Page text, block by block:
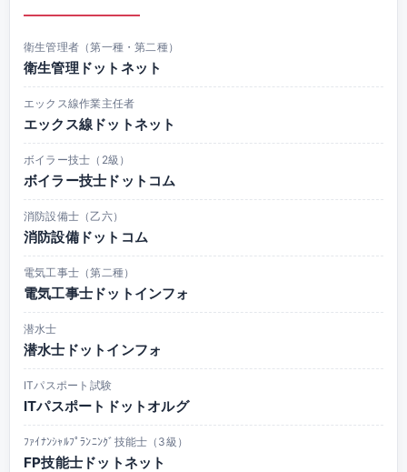
衛生管理者（第一種・第二種）
衛生管理ドットネット
エックス線作業主任者
エックス線ドットネット
ボイラー技士（2級）
ボイラー技士ドットコム
消防設備士（乙六）
消防設備ドットコム
電気工事士（第二種）
電気工事士ドットインフォ
潜水士
潜水士ドットインフォ
ITパスポート試験
ITパスポートドットオルグ
ﾌｧｲﾅﾝｼｬﾙﾌﾟﾗﾝﾆﾝｸﾞ技能士（3級）
FP技能士ドットネット